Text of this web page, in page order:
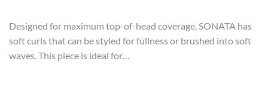
Designed for maximum top-of-head coverage, SONATA has
soft curls that can be styled for fullness or brushed into soft
waves. This piece is ideal for…